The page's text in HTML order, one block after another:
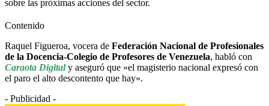
sobre las próximas acciones del sector.
Contenido
Raquel Figueroa, vocera de Federación Nacional de Profesionales
de la Docencia-Colegio de Profesores de Venezuela, habló con
Caraota Digitaly aseguró que «el magisterio nacional expresó con
el paro el alto descontento que hay».
- Publicidad -